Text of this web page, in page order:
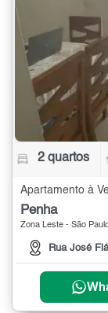
2 quartos
Apartamento à
Penha
Zona Leste - São
Rua José